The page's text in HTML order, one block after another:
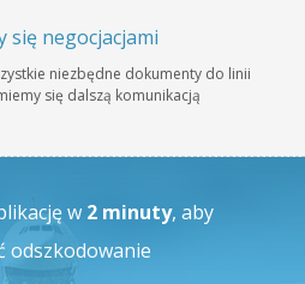
się negocjacjami
niezbędne dokumenty do linii
się dalszą komunikacją
w 2 minuty, aby
odszkodowanie